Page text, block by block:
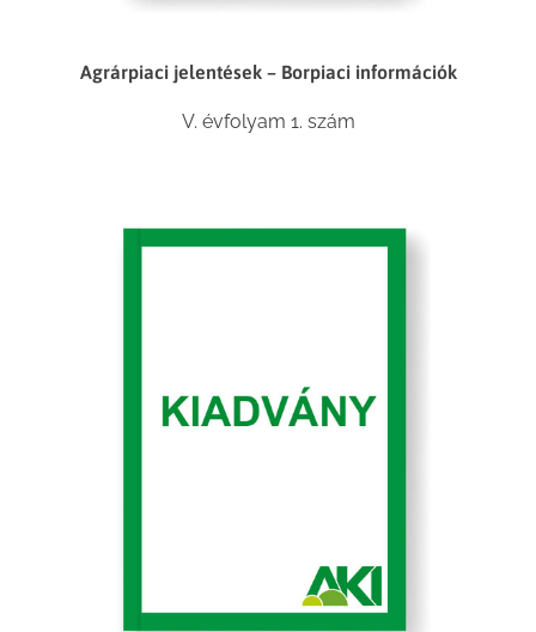
Agrárpiaci jelentések – Borpiaci információk
V. évfolyam 1. szám